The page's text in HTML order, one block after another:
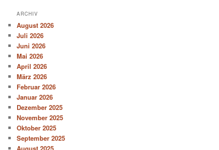
ARCHIV
August 2026
Juli 2026
Juni 2026
Mai 2026
April 2026
März 2026
Februar 2026
Januar 2026
Dezember 2025
November 2025
Oktober 2025
September 2025